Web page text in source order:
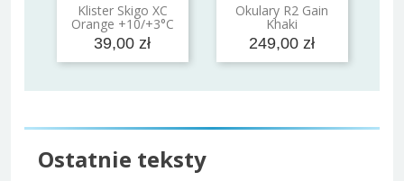
Klister Skigo XC
Orange +10/+3°C
39,00 zł
Dodaj do koszyka Okulary R2 Gain
Khaki
249,00 zł
Dodaj do koszyka
Ostatnie teksty